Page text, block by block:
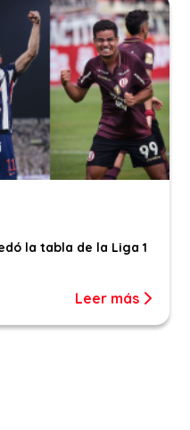
la tabla de la Liga 1
Leer más